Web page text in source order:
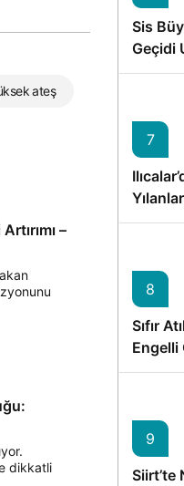
ateş
–
dikkatli
Sis
Geçidi
7
8
Sıfır
Engelli
9
Siirt’te